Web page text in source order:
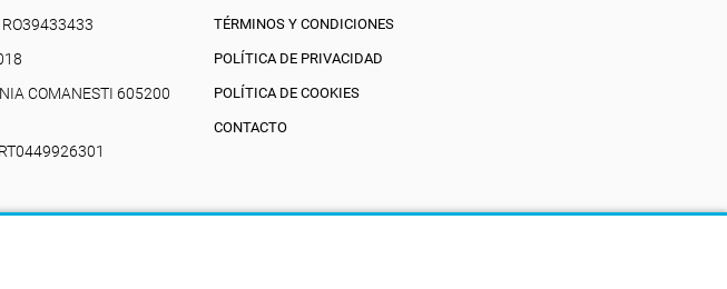
COMANESTI 605200
605200, Bacău,
TÉRMINOS Y CONDICIONES
POLÍTICA DE PRIVACIDAD
POLÍTICA DE COOKIES
CONTACTO